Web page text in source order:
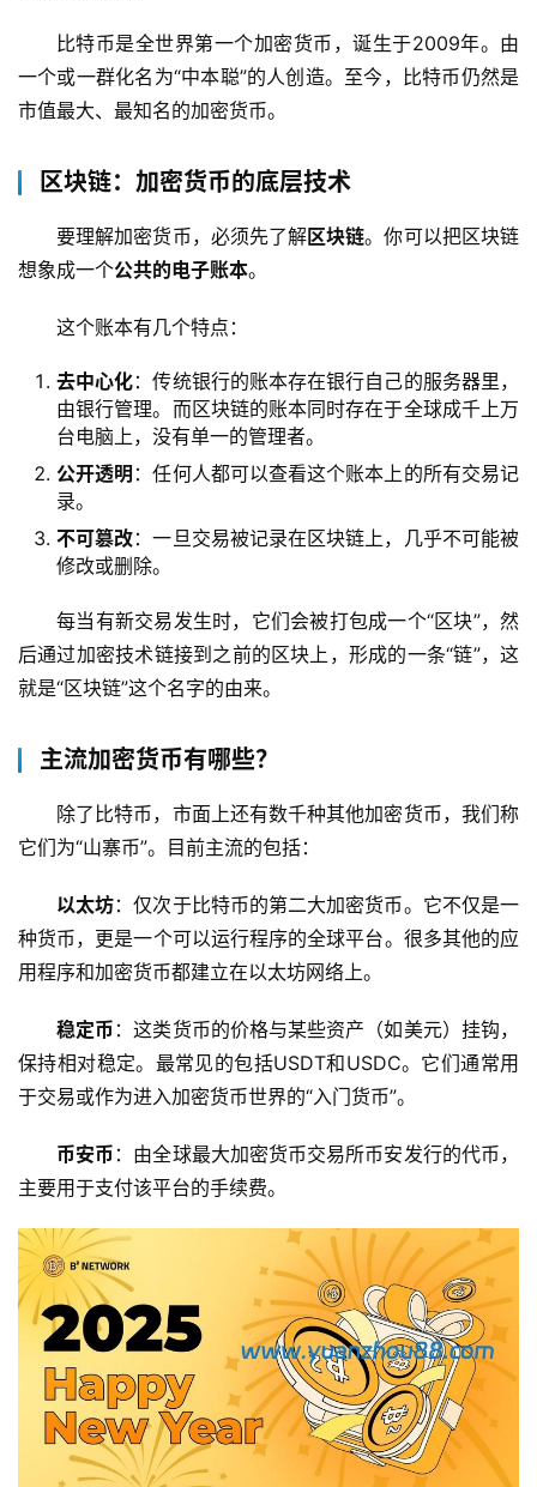
比特币是全世界第一个加密货币，诞生于2009年。由
一个或一群化名为“中本聪”的人创造。至今，比特币仍然是
市值最大、最知名的加密货币。
区块链：加密货币的底层技术
要理解加密货币，必须先了解区块链。你可以把区块链
想象成一个公共的电子账本。
这个账本有几个特点：
去中心化：传统银行的账本存在银行自己的服务器里，
由银行管理。而区块链的账本同时存在于全球成千上万
台电脑上，没有单一的管理者。
公开透明 ：任何人都可以查看这个账本上的所有交易记
录。
不可篡改：一旦交易被记录在区块链上，几乎不可能被
修改或删除。
每当有新交易发生时，它们会被打包成一个“区块”，然
后通过加密技术链接到之前的区块上，形成的一条“链”，这
就是“区块链”这个名字的由来。
主流加密货币有哪些？
除了比特币，市面上还有数千种其他加密货币，我们称
它们为“山寨币”。目前主流的包括：
以太坊：仅次于比特币的第二大加密货币。它不仅是一
种货币，更是一个可以运行程序的全球平台。很多其他的应
用程序和加密货币都建立在以太坊网络上。
稳定币 ：这类货币的价格与某些资产（如美元）挂钩，
保持相对稳定。最常见的包括USDT和USDC。它们通常用
于交易或作为进入加密货币世界的“入门货币”。
币安币 ：由全球最大加密货币交易所币安发行的代币，
主要用于支付该平台的手续费。